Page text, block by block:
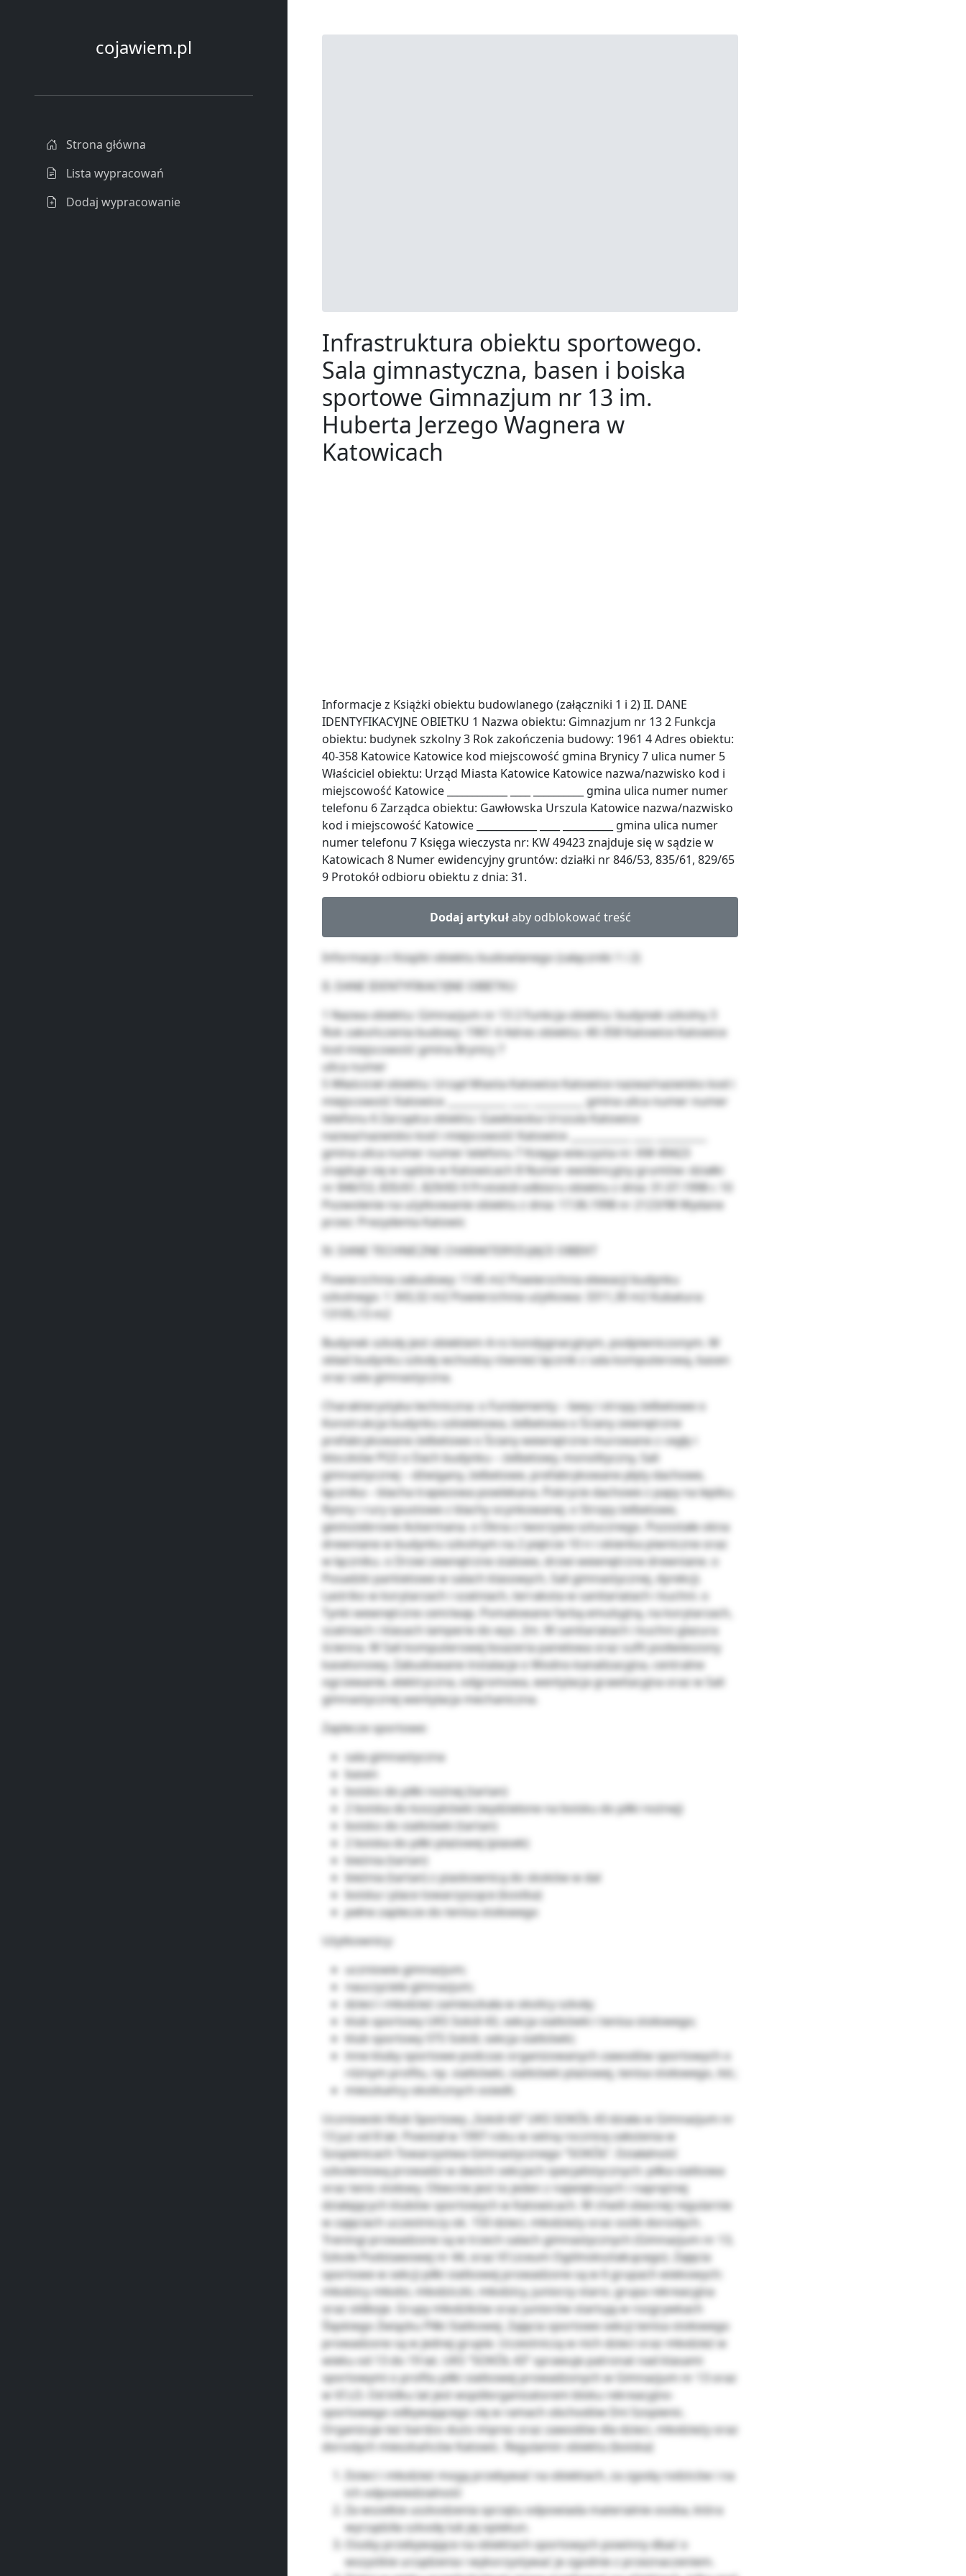
cojawiem.pl
Strona główna
Lista wypracowań
Dodaj wypracowanie
Infrastruktura obiektu sportowego.
Sala gimnastyczna, basen i boiska
sportowe Gimnazjum nr 13 im.
Huberta Jerzego Wagnera w
Katowicach
Informacje z Książki obiektu budowlanego (załączniki 1 i 2) II. DANE
IDENTYFIKACYJNE OBIETKU 1 Nazwa obiektu: Gimnazjum nr 13 2 Funkcja
obiektu: budynek szkolny 3 Rok zakończenia budowy: 1961 4 Adres obiektu:
40-358 Katowice Katowice kod miejscowość gmina Brynicy 7 ulica numer 5
Właściciel obiektu: Urząd Miasta Katowice Katowice nazwa/nazwisko kod i
miejscowość Katowice ____________ ____ __________ gmina ulica numer numer
telefonu 6 Zarządca obiektu: Gawłowska Urszula Katowice nazwa/nazwisko
kod i miejscowość Katowice ____________ ____ __________ gmina ulica numer
numer telefonu 7 Księga wieczysta nr: KW 49423 znajduje się w sądzie w
Katowicach 8 Numer ewidencyjny gruntów: działki nr 846/53, 835/61, 829/65
9 Protokół odbioru obiektu z dnia: 31.
Dodaj artykułaby odblokować treść
Informacje z Książki obiektu budowlanego (załączniki 1 i 2)
II. DANE IDENTYFIKACYJNE OBIETKU
1 Nazwa obiektu: Gimnazjum nr 13 2 Funkcja obiektu: budynek szkolny 3
Rok zakończenia budowy: 1961 4 Adres obiektu: 40-358 Katowice Katowice
kod miejscowość gmina Brynicy 7
ulica numer
5 Właściciel obiektu: Urząd Miasta Katowice Katowice nazwa/nazwisko kod i
miejscowość Katowice ____________ ____ __________ gmina ulica numer numer
telefonu 6 Zarządca obiektu: Gawłowska Urszula Katowice
nazwa/nazwisko kod i miejscowość Katowice ____________ ____ __________
gmina ulica numer numer telefonu 7 Księga wieczysta nr: KW 49423
znajduje się w sądzie w Katowicach 8 Numer ewidencyjny gruntów: działki
nr 846/53, 835/61, 829/65 9 Protokół odbioru obiektu z dnia: 31.07.1998 r. 10
Pozwolenie na użytkowanie obiektu z dnia: 17.06.1998 nr 2123/98 Wydane
przez: Prezydenta Katowic
IV. DANE TECHNICZNE CHARAKTERYZUJĄCE OBIEKT
Powierzchnia zabudowy: 1145 m2 Powierzchnia elewacji budynku
szkolnego: 1 343,32 m2 Powierzchnia użytkowa: 3311,30 m2 Kubatura:
13105,13 m2
Budynek szkoły jest obiektem 4-ro kondygnacyjnym, podpiwniczonym. W
skład budynku szkoły wchodzą również łącznik z sala komputerową, basen
oraz sala gimnastyczna.
Charakterystyka techniczna: o Fundamenty – ławy i stropy żelbetowe o
Konstrukcja budynku szkieletowa, żelbetowa o Ściany zewnętrzne
prefabrykowane żelbetowe o Ściany wewnętrzne murowane z cegły i
bloczków PGS o Dach budynku – żelbetowy, monolityczny, Sali
gimnastycznej – dźwigany, żelbetowe, prefabrykowane płyty dachowe,
łącznika – blacha trapezowa powlekana. Pokrycie dachowe z papy na lepiku.
Rynny i rury spustowe z blachy ocynkowanej. o Stropy żelbetowe,
gestożebrowe Ackermana. o Okna z tworzywa sztucznego. Pozostałe okna
drewniane w budynku szkolnym na 2 piętrze 10 n i okienka piwniczne oraz
w łączniku. o Drzwi zewnętrzne stalowe, drzwi wewnętrzne drewniane. o
Posadzki parkietowe w salach klasowych, Sali gimnastycznej, dyrekcji.
Lastriko w korytarzach i szatniach, terrakota w sanitariatach i kuchni. o
Tynki wewnętrzne cem/wap. Pomalowane farbą emulsyjną, na korytarzach,
szatniach i klasach lamperie do wys. 2m. W sanitariatach i kuchni glazura
ścienna. W Sali komputerowej boazeria panelowa oraz sufit podwieszony
kasetonowy. Zabudowane instalacje o Wodno-kanalizacyjna, centralne
ogrzewanie, elektryczna, odgromowa, wentylacja grawitacyjna oraz w Sali
gimnastycznej wentylacja mechaniczna.
Zaplecze sportowe:
sala gimnastyczna
basen
boisko do piłki nożnej (tartan)
2 boiska do koszykówki (wydzielone na boisku do piłki nożnej)
boisko do siatkówki (tartan)
2 boiska do piłki plażowej (piasek)
bieżnia (tartan)
bieżnia (tartan) z piaskownicą do skoków w dal
boiska i place towarzyszące (kostka)
pełne zaplecze do tenisa stołowego
Użytkownicy:
uczniowie gimnazjum;
nauczyciele gimnazjum;
dzieci i młodzież zamieszkała w okolicy szkoły;
klub sportowy UKS Sokół 43, sekcja siatkówki i tenisa stołowego;
klub sportowy STS Sokół, sekcja siatkówki;
inne kluby sportowe podczas organizowanych zawodów sportowych o
różnym profilu, np. siatkówki, siatkówki plażowej, tenisa stołowego, itd.;
mieszkańcy okolicznych osiedli.
Uczniowski Klub Sportowy „Sokół 43” UKS SOKÓŁ 43 działa w Gimnazjum nr
13 już od 8 lat. Powstał w 1997 roku w setną rocznicę założenia w
Szopienicach Towarzystwa Gimnastycznego “SOKÓŁ”. Działalność
szkoleniową prowadzi w dwóch sekcjach specjalistycznych: piłka siatkowa
oraz tenis stołowy. Obecnie jest to jeden z największych i naprężnej
działających klubów sportowych w Katowicach. W chwili obecnej regularnie
w zajęciach uczestniczy ok. 150 dzieci, młodzieży oraz osób dorosłych.
Treningi prowadzone są w trzech salach gimnastycznych (Gimnazjum nr 13,
Szkole Podstawowej nr 44, oraz VI Liceum Ogólnokształcącego). Zajęcia
sportowe w sekcji piłki siatkowej prowadzone są w 6 grupach wiekowych:
młodzicy młodsi, młodziczki, młodzicy, juniorzy starsi, grupa rekreacyjna
oraz oldboje. Grupy młodzików oraz juniorów startują w rozgrywkach
Śląskiego Związku Piłki Siatkowej. Zajęcia sportowe sekcji tenisa stołowego
prowadzone są w jednej grupie. Uczestniczą w nich dzieci oraz młodzież w
wieku od 13 do 19 lat. UKS “SOKÓŁ 43” sprawuje patronat nad klasami
sportowymi o profilu piłki siatkowej prowadzonych w Gimnazjum nr 13 oraz
w VI LO. Od kilku lat jest współorganizatorem bloku rekreacyjno-
sportowego odbywającego się w ramach obchodów Dni Szopienic.
Organizuje też bardzo dużo imprez oraz zawodów dla dzieci, młodzieży oraz
dorosłych mieszkańców Katowic. Regulamin obiektu (boiska)
Dzieci i młodzież mogą przebywać na obiektach, za zgodą rodziców i na
ich odpowiedzialność
Za wszelkie uszkodzenia sprzętu odpowiada materialnie osoba, która
wyrządziła szkodę lub jej opiekun.
Osoby przebywające na obiektach sportowych powinny dbać o
wszystkie urządzenia i wykorzystywać je zgodnie z przeznaczeniem.